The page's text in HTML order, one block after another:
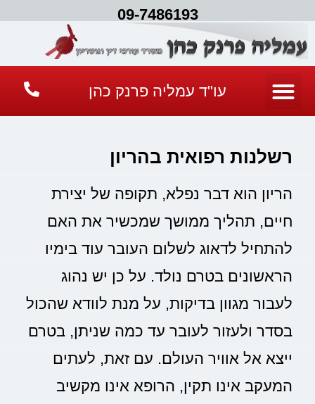
09-7486193
עו"ד עמליה פרנק כהן
רשלנות רפואית בהריון
הריון הוא דבר נפלא, תקופה של יצירת
חיים, תהליך ממושך שמכשיר את האם
להתחיל לדאוג לשלום העובר עוד בימיו
הראשונים בטרם נולד. על כן יש נהוג
לעבור מגוון בדיקות, על מנת לוודא שהכול
בסדר ולעזור לעובר עד כמה שניתן, בטרם
ייצא אל אוויר העולם. עם זאת, לעתים
המעקב אינו תקין, הרופא אינו מקשיב